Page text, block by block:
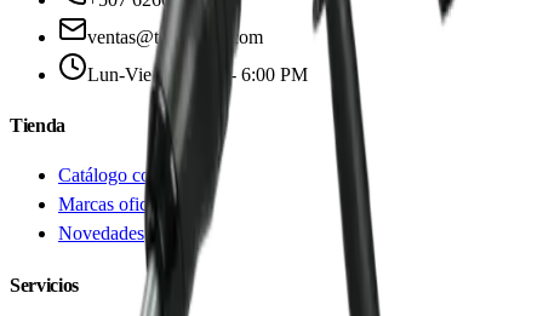
ventas@toolinnov.com
Lun-Vie 9:00 AM - 6:00 PM
Tienda
Catálogo completo
Marcas oficiales
Novedades
Servicios